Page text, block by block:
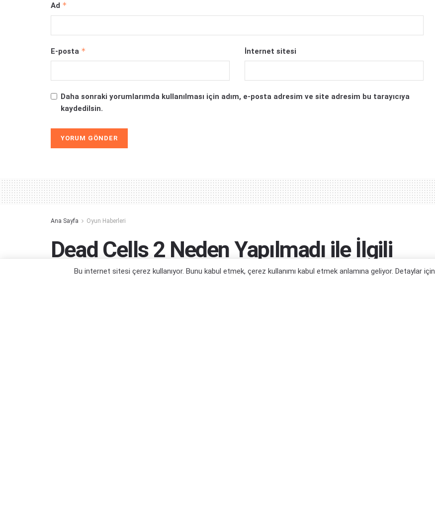
Ad *
E-posta * İnternet sitesi
Daha sonraki yorumlarımda kullanılması için adım, e-posta adresim ve site adresim bu tarayıcıya
kaydedilsin.
Ana Sayfa Oyun Haberleri
Dead Cells 2 Neden Yapılmadı ile İlgili
Açıklama geldi
Bu internet sitesi çerez kullanıyor. Bunu kabul etmek, çerez kullanımı kabul etmek anlamına geliyor. Detaylar için